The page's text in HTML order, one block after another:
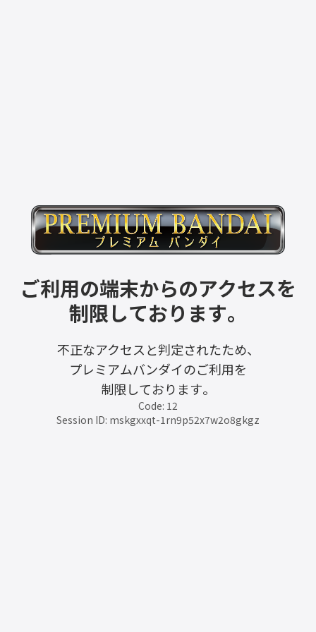
ご利用の端末からのアクセスを
制限しております。
不正なアクセスと判定されたため、
プレミアムバンダイのご利用を
制限しております。
Code: 12
Session ID: mskgxxqt-1rn9p52x7w2o8gkgz